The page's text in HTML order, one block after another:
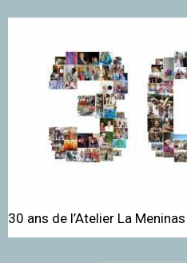
30 ans de l’Atelier La Meninas